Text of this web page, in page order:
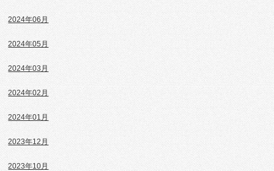
2024年06月
2024年05月
2024年03月
2024年02月
2024年01月
2023年12月
2023年10月